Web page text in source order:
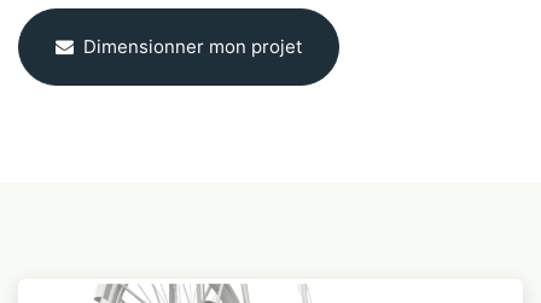
Dimensionner mon projet